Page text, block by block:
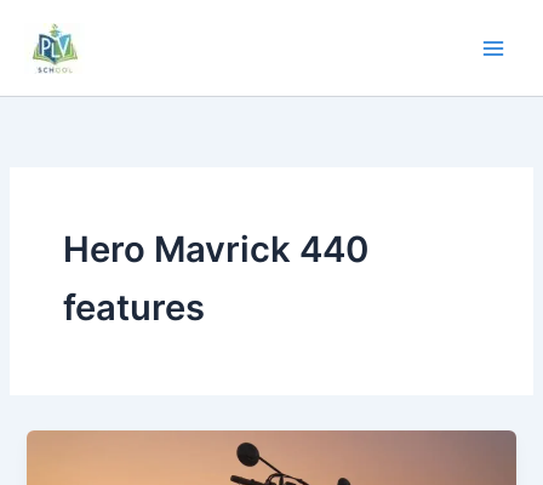
Hero Mavrick 440
features